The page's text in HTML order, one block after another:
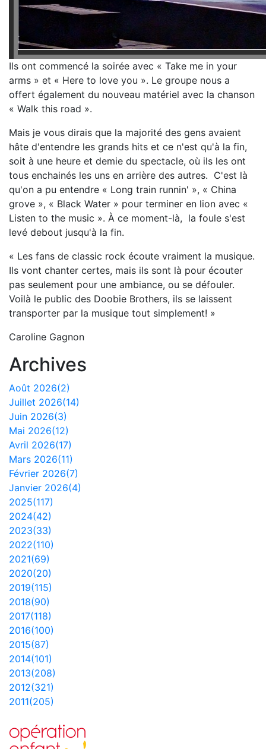
Ils ont commencé la soirée avec « Take me in your
arms » et « Here to love you ». Le groupe nous a
offert également du nouveau matériel avec la chanson
« Walk this road ».
Mais je vous dirais que la majorité des gens avaient
hâte d'entendre les grands hits et ce n'est qu'à la fin,
soit à une heure et demie du spectacle, où ils les ont
tous enchainés les uns en arrière des autres. C'est là
qu'on a pu entendre « Long train runnin' », « China
grove », « Black Water » pour terminer en lion avec «
Listen to the music ». À ce moment-là, la foule s'est
levé debout jusqu'à la fin.
« Les fans de classic rock écoute vraiment la musique.
Ils vont chanter certes, mais ils sont là pour écouter
pas seulement pour une ambiance, ou se défouler.
Voilà le public des Doobie Brothers, ils se laissent
transporter par la musique tout simplement! »
Caroline Gagnon
Archives
Août 2026(2)
Juillet 2026(14)
Juin 2026(3)
Mai 2026(12)
Avril 2026(17)
Mars 2026(11)
Février 2026(7)
Janvier 2026(4)
2025(117)
2024(42)
2023(33)
2022(110)
2021(69)
2020(20)
2019(115)
2018(90)
2017(118)
2016(100)
2015(87)
2014(101)
2013(208)
2012(321)
2011(205)